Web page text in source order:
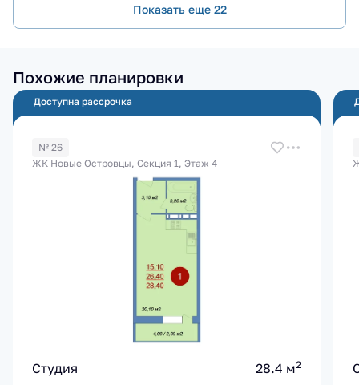
Показать еще 22
Похожие планировки
Доступна рассрочка
№ 26
ЖК Новые Островцы, Секция 1, Этаж 4
Студия 28.4 м2